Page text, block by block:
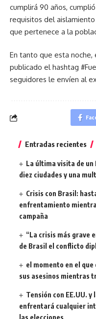
cumplirá 90 años,
requisitos del
que pertenece a la
En tanto que esta noche,
publicado el hashtag
seguidores le envíen al
Entradas recientes
La última visita de un
diez ciudades y una
Crisis con Brasil:
enfrentamiento
campaña
“La crisis más grave
de Brasil el conflicto
el momento en el
sus asesinos mientras
Tensión con EE.UU.
enfrentará cualquier
las elecciones